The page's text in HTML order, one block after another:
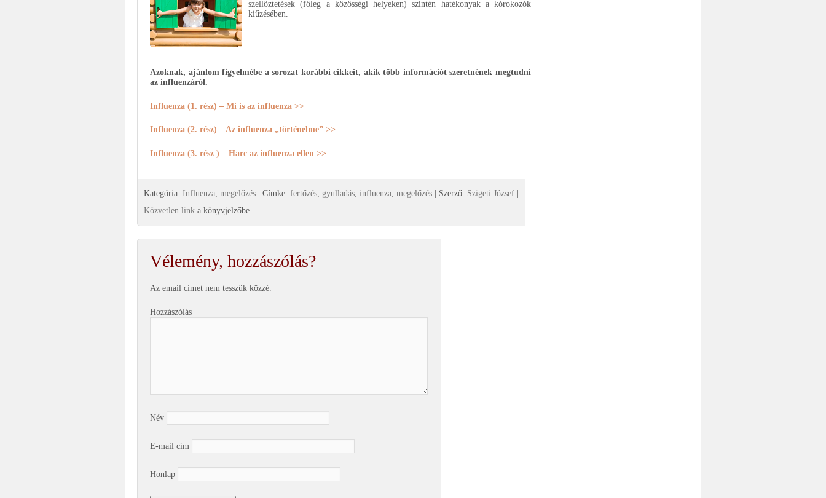
szellőztetések (főleg a közösségi helyeken) szintén hatékonyak a kórokozók
kiűzésében.
Azoknak, ajánlom figyelmébe a sorozat korábbi cikkeit, akik több információt szeretnének megtudni
az influenzáról.
Influenza (1. rész) – Mi is az influenza >>
Influenza (2. rész) – Az influenza „történelme” >>
Influenza (3. rész ) – Harc az influenza ellen >>
Kategória: Influenza megelőzés | Címke: fertőzés gyulladás influenza megelőzés | Szerző: Szigeti József
Közvetlen link a könyvjelzőbe.
Vélemény, hozzászólás?
Az email címet nem tesszük közzé.
Hozzászólás
Név
E-mail cím
Honlap